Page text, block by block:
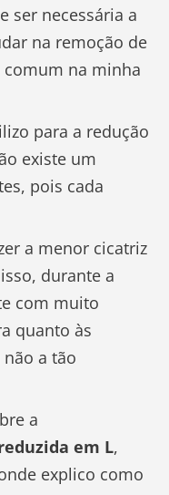
ser necessária a
na remoção de
comum na minha
para a redução
existe um
pois cada
a menor cicatriz
durante a
com muito
quanto às
a tão
a
em L,
explico como